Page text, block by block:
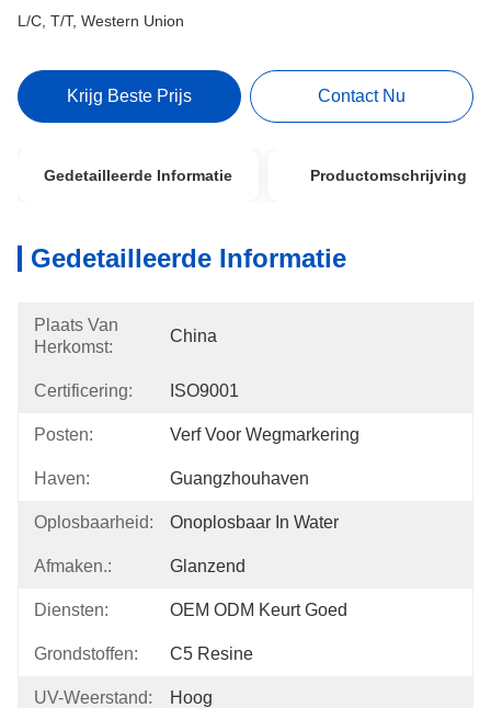
L/C, T/T, Western Union
Krijg Beste Prijs Contact Nu
Gedetailleerde Informatie Productomschrijving
Gedetailleerde Informatie
Plaats Van
Herkomst:
China
Certificering: ISO9001
Posten: Verf Voor Wegmarkering
Haven: Guangzhouhaven
Oplosbaarheid: Onoplosbaar In Water
Afmaken.: Glanzend
Diensten: OEM ODM Keurt Goed
Grondstoffen: C5 Resine
UV-Weerstand: Hoog